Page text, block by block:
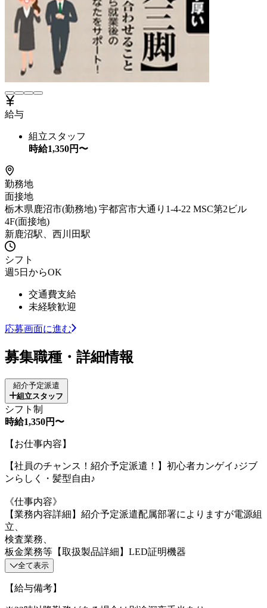
給与
組立スタッフ
時給1,350円〜
勤務地
面接地
栃木県鹿沼市(勤務地) 宇都宮市大通り1-4-22 MSC第2ビル
4F(面接地)
新鹿沼駅、西川田駅
シフト
週5日からOK
交通費支給
未経験歓迎
応募画面に進む
募集職種・詳細情報
紹介予定派遣
組立スタッフ
シフト制
時給1,350円〜
【お仕事内容】
【社員のチャンス！紹介予定派遣！】初心者カンゲイ♪ジブ
ンらしく・髪型自由♪
《仕事内容》
【業務内容詳細】紹介予定派遣配属部署によりますが電源組
立、
検査業務、
板金業務等【取扱製品詳細】LED証明機器
全て表示
【給与備考】